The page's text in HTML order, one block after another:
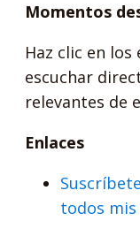
Momentos
Haz clic en los
escuchar
relevantes de
Enlaces
todos